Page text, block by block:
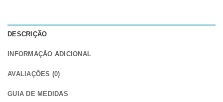
DESCRIÇÃO
INFORMAÇÃO ADICIONAL
AVALIAÇÕES (0)
GUIA DE MEDIDAS